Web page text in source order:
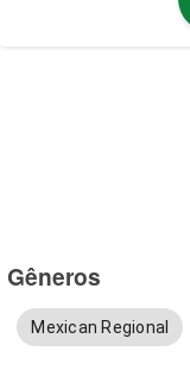
Gêneros
Mexican Regional